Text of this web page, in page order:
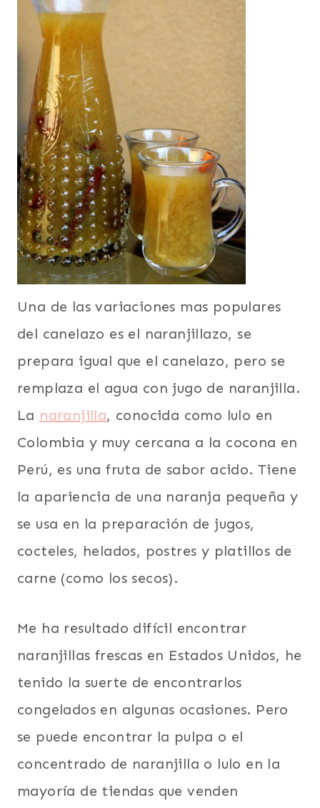
Una de las variaciones mas populares
del canelazo es el naranjillazo, se
prepara igual que el canelazo, pero se
remplaza el agua con jugo de naranjilla.
La naranjilla, conocida como lulo en
Colombia y muy cercana a la cocona en
Perú, es una fruta de sabor acido. Tiene
la apariencia de una naranja pequeña y
se usa en la preparación de jugos,
cocteles, helados, postres y platillos de
carne (como los secos).
Me ha resultado difícil encontrar
naranjillas frescas en Estados Unidos, he
tenido la suerte de encontrarlos
congelados en algunas ocasiones. Pero
se puede encontrar la pulpa o el
concentrado de naranjilla o lulo en la
mayoría de tiendas que venden